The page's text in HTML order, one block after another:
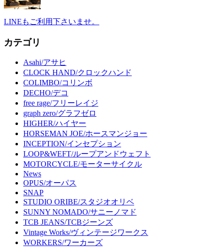
LINEもご利用下さいませ。
カテゴリ
Asahi/アサヒ
CLOCK HAND/クロックハンド
COLIMBO/コリンボ
DECHO/デコ
free rage/フリーレイジ
graph zero/グラフゼロ
HIGHER/ハイヤー
HORSEMAN JOE/ホースマンジョー
INCEPTION/インセプション
LOOP&WEFT/ループアンドウェフト
MOTORCYCLE/モーターサイクル
News
OPUS/オーパス
SNAP
STUDIO ORIBE/スタジオオリベ
SUNNY NOMADO/サニーノマド
TCB JEANS/TCBジーンズ
Vintage Works/ヴィンテージワークス
WORKERS/ワーカーズ